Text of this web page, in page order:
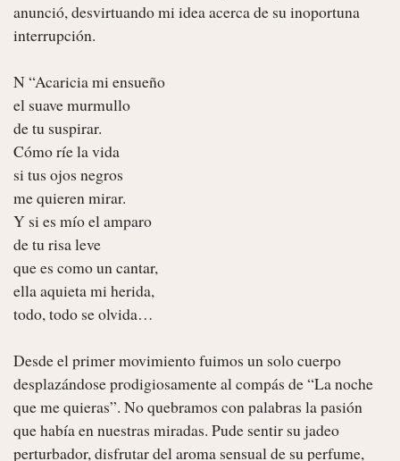
anunció, desvirtuando mi idea acerca de su inoportuna
interrupción.
N “Acaricia mi ensueño
el suave murmullo
de tu suspirar.
Cómo ríe la vida
si tus ojos negros
me quieren mirar.
Y si es mío el amparo
de tu risa leve
que es como un cantar,
ella aquieta mi herida,
todo, todo se olvida…
Desde el primer movimiento fuimos un solo cuerpo
desplazándose prodigiosamente al compás de “La noche
que me quieras”. No quebramos con palabras la pasión
que había en nuestras miradas. Pude sentir su jadeo
perturbador, disfrutar del aroma sensual de su perfume,